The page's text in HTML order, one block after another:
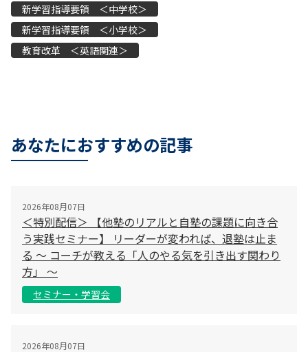
新学習指導要領 ＜中学校＞
新学習指導要領 ＜小学校＞
教育改革 ＜英語関連＞
あなたにおすすめの記事
2026年08月07日
＜特別配信＞ 【他塾のリアルと自塾の課題に向き合
う実践セミナー】 リーダーが変われば、退塾は止ま
る 〜 コーチが教える「人のやる気を引き出す関わり
方」 〜
セミナー・学習会
2026年08月07日